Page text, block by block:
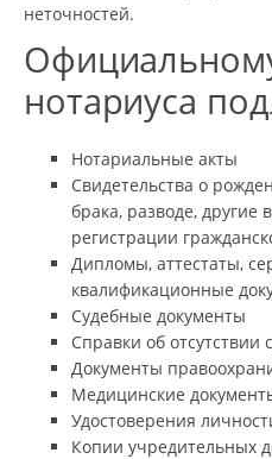
неточностей.
нотариуса
Нотариальные акты
Свидетельства о
брака, разводе, другие
регистрации
Дипломы, аттестаты,
квалификационные
Судебные документы
Справки об отсутствии
Документы
Медицинские
Удостоверения
Копии учредительных